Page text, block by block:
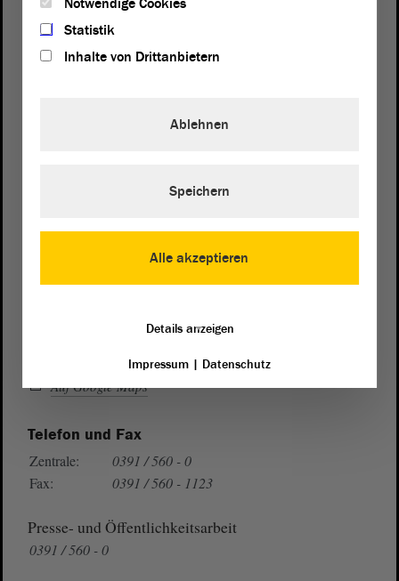
von Sachsen-Anhalt
Domplatz 6–9
Wegbeschreibung
Auf Google Maps
Telefon und Fax
Zentrale:
0391 / 560 - 0
Fax:
0391 / 560 - 1123
Presse- und Öffentlichkeitsarbeit
0391 / 560 - 0
Notwendige Cookies
Statistik
Inhalte von Drittanbietern
Alle akzeptieren
Ablehnen
Speichern
Details anzeigen
Impressum| Datenschutz